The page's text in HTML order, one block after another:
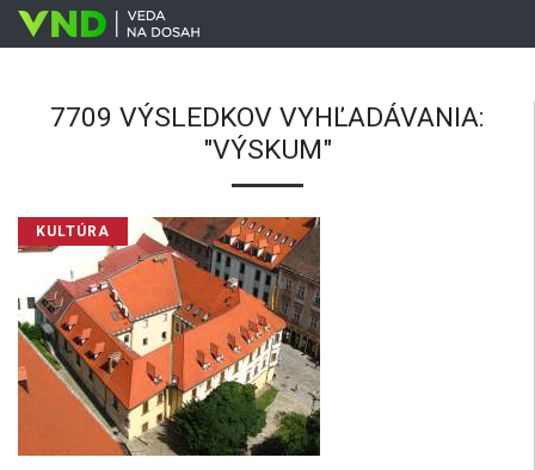
7709 VÝSLEDKOV VYHĽADÁVANIA:
"VÝSKUM"
KULTÚRA